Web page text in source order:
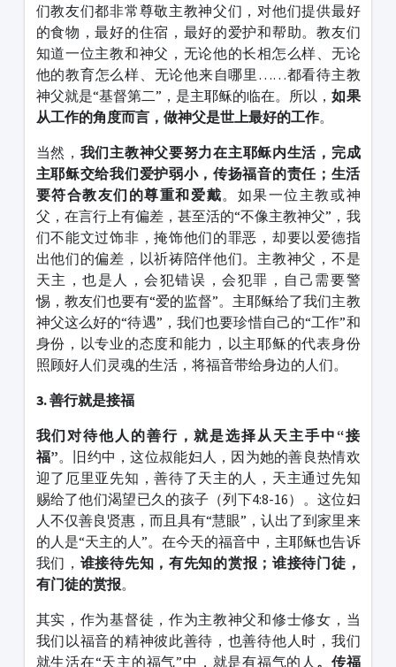
们教友们都非常尊敬主教神父们，对他们提供最好
的食物，最好的住宿，最好的爱护和帮助。教友们
知道一位主教和神父，无论他的长相怎么样、无论
他的教育怎么样、无论他来自哪里……都看待主教
神父就是“基督第二”，是主耶稣的临在。所以，如果
从工作的角度而言，做神父是世上最好的工作。
当然， 我们主教神父要努力在主耶稣内生活，完成
主耶稣交给我们爱护弱小，传扬福音的责任；生活
要符合教友们的尊重和爱戴。如果一位主教或神
父，在言行上有偏差，甚至活的“不像主教神父”，我
们不能文过饰非，掩饰他们的罪恶，却要以爱德指
出他们的偏差，以祈祷陪伴他们。主教神父，不是
天主，也是人，会犯错误，会犯罪，自己需要警
惕，教友们也要有“爱的监督”。主耶稣给了我们主教
神父这么好的“待遇”，我们也要珍惜自己的“工作”和
身份，以专业的态度和能力，以主耶稣的代表身份
照顾好人们灵魂的生活，将福音带给身边的人们。
3. 善行就是接福
我们对待他人的善行，就是选择从天主手中“接
福”。旧约中，这位叔能妇人，因为她的善良热情欢
迎了厄里亚先知，善待了天主的人，天主通过先知
赐给了他们渴望已久的孩子（列下4:8-16）。这位妇
人不仅善良贤惠，而且具有“慧眼”，认出了到家里来
的人是“天主的人”。在今天的福音中，主耶稣也告诉
我们， 谁接待先知，有先知的赏报；谁接待门徒，
有门徒的赏报。
其实，作为基督徒，作为主教神父和修士修女，当
我们以福音的精神彼此善待，也善待他人时，我们
就生活在“天主的福气”中，就是有福气的人 。传福